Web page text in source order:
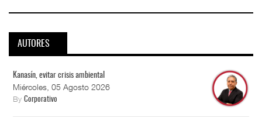
AUTORES
Kanasín, evitar crisis ambiental
Miércoles, 05 Agosto 2026
By Corporativo